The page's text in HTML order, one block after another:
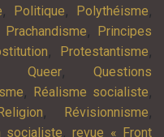
, Politique, Polythéisme,
Prachandisme,
Principes
, Protestantisme,
Queer,Questions
, Réalisme socialiste,
Religion, Révisionnisme,
socialiste,revue « Front